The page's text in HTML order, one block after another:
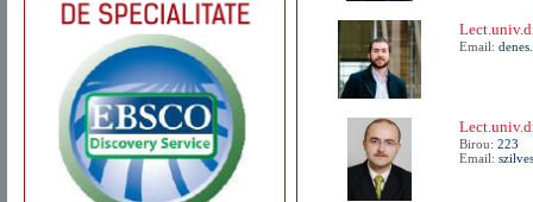
Email:
Birou: 223
Email: